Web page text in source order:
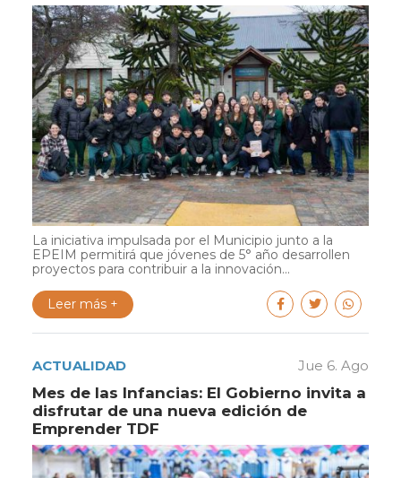
La iniciativa impulsada por el Municipio junto a la
EPEIM permitirá que jóvenes de 5° año desarrollen
proyectos para contribuir a la innovación...
Leer más +
ACTUALIDAD Jue 6. Ago
Mes de las Infancias: El Gobierno invita a
disfrutar de una nueva edición de
Emprender TDF